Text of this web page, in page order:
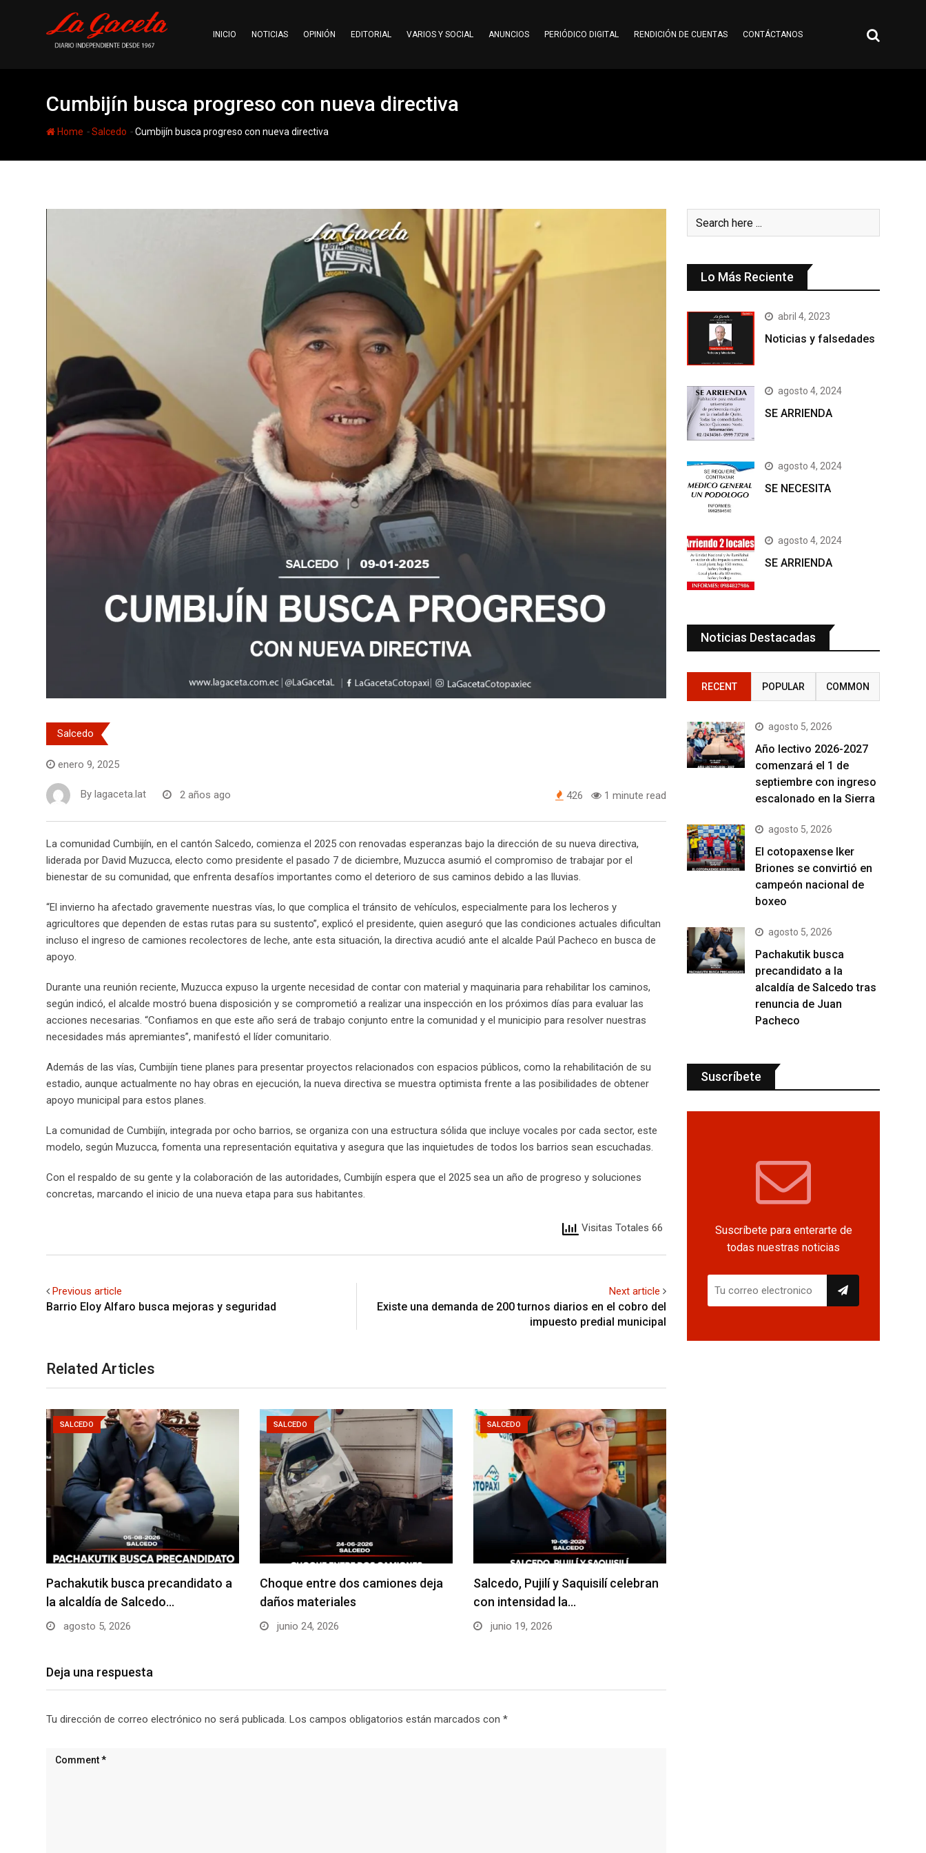
INICIO NOTICIAS OPINIÓN EDITORIAL VARIOS Y SOCIAL ANUNCIOS PERIÓDICO DIGITAL RENDICIÓN DE CUENTAS CONTÁCTANOS
Cumbijín busca progreso con nueva directiva
Home -Salcedo -Cumbijín busca progreso con nueva directiva
Salcedo
enero 9, 2025
By lagaceta.lat 2 años ago 426 1 minute read
La comunidad Cumbijín, en el cantón Salcedo, comienza el 2025 con renovadas esperanzas bajo la dirección de su nueva directiva,
liderada por David Muzucca, electo como presidente el pasado 7 de diciembre, Muzucca asumió el compromiso de trabajar por el
bienestar de su comunidad, que enfrenta desafíos importantes como el deterioro de sus caminos debido a las lluvias.
“El invierno ha afectado gravemente nuestras vías, lo que complica el tránsito de vehículos, especialmente para los lecheros y
agricultores que dependen de estas rutas para su sustento”, explicó el presidente, quien aseguró que las condiciones actuales dificultan
incluso el ingreso de camiones recolectores de leche, ante esta situación, la directiva acudió ante el alcalde Paúl Pacheco en busca de
apoyo.
Durante una reunión reciente, Muzucca expuso la urgente necesidad de contar con material y maquinaria para rehabilitar los caminos,
según indicó, el alcalde mostró buena disposición y se comprometió a realizar una inspección en los próximos días para evaluar las
acciones necesarias. “Confiamos en que este año será de trabajo conjunto entre la comunidad y el municipio para resolver nuestras
necesidades más apremiantes”, manifestó el líder comunitario.
Además de las vías, Cumbijín tiene planes para presentar proyectos relacionados con espacios públicos, como la rehabilitación de su
estadio, aunque actualmente no hay obras en ejecución, la nueva directiva se muestra optimista frente a las posibilidades de obtener
apoyo municipal para estos planes.
La comunidad de Cumbijín, integrada por ocho barrios, se organiza con una estructura sólida que incluye vocales por cada sector, este
modelo, según Muzucca, fomenta una representación equitativa y asegura que las inquietudes de todos los barrios sean escuchadas.
Con el respaldo de su gente y la colaboración de las autoridades, Cumbijín espera que el 2025 sea un año de progreso y soluciones
concretas, marcando el inicio de una nueva etapa para sus habitantes.
Visitas Totales 66
Previous article
Barrio Eloy Alfaro busca mejoras y seguridad
Next article
Existe una demanda de 200 turnos diarios en el cobro del
impuesto predial municipal
Related Articles
SALCEDO
Pachakutik busca precandidato a
la alcaldía de Salcedo…
agosto 5, 2026
SALCEDO
Choque entre dos camiones deja
daños materiales
junio 24, 2026
SALCEDO
Salcedo, Pujilí y Saquisilí celebran
con intensidad la…
junio 19, 2026
Deja una respuesta
Tu dirección de correo electrónico no será publicada. Los campos obligatorios están marcados con *
Lo Más Reciente
abril 4, 2023
Noticias y falsedades
agosto 4, 2024
SE ARRIENDA
agosto 4, 2024
SE NECESITA
agosto 4, 2024
SE ARRIENDA
Noticias Destacadas
RECENT POPULAR COMMON
agosto 5, 2026
Año lectivo 2026-2027
comenzará el 1 de
septiembre con ingreso
escalonado en la Sierra
agosto 5, 2026
El cotopaxense Iker
Briones se convirtió en
campeón nacional de
boxeo
agosto 5, 2026
Pachakutik busca
precandidato a la
alcaldía de Salcedo tras
renuncia de Juan
Pacheco
Suscríbete
Suscríbete para enterarte de
todas nuestras noticias